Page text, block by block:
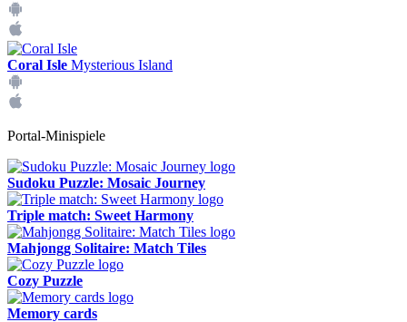
Coral Isle Mysterious Island
Portal-Minispiele
Sudoku Puzzle: Mosaic Journey
Triple match: Sweet Harmony
Mahjongg Solitaire: Match Tiles
Cozy Puzzle
Memory cards